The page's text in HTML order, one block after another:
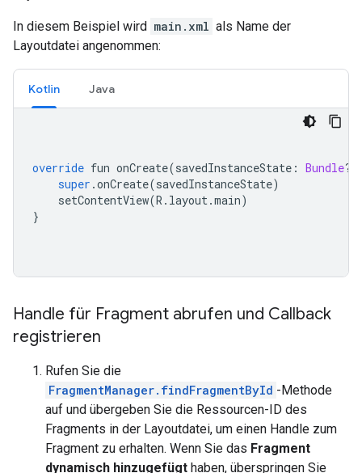
In diesem Beispiel wird main.xml als Name der
Layoutdatei angenommen:
Kotlin Java
override fun onCreate(savedInstanceState : Bundle?)
super .onCreate(savedInstanceState)
setContentView(R . layout.main)
}
Handle für Fragment abrufen und Callback
registrieren
Rufen Sie die
FragmentManager.findFragmentById -Methode
auf und übergeben Sie die Ressourcen-ID des
Fragments in der Layoutdatei, um einen Handle zum
Fragment zu erhalten. Wenn Sie das Fragment
dynamisch hinzugefügt haben, überspringen Sie